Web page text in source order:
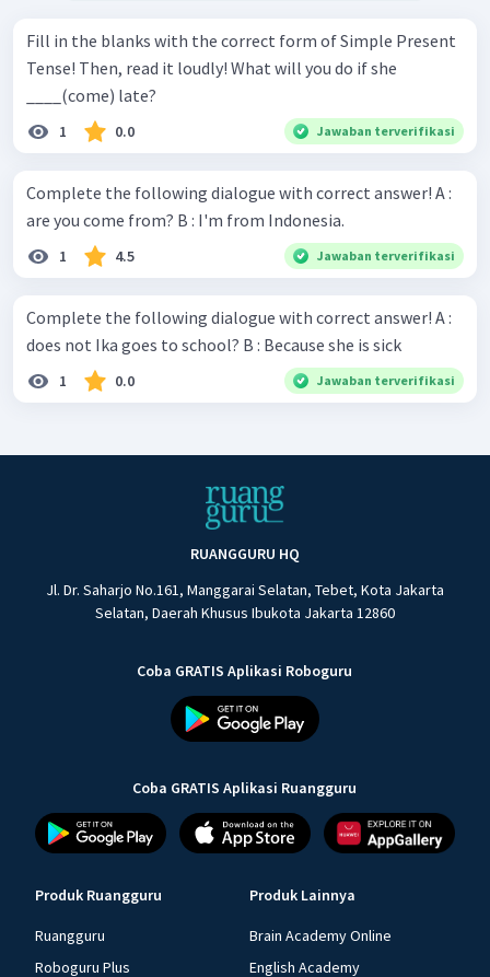
Fill in the blanks with the correct form of Simple Present
Tense! Then, read it loudly! What will you do if she
____(come) late?
1 0.0 Jawaban terverifikasi
Complete the following dialogue with correct answer! A :
are you come from? B : I'm from Indonesia.
1 4.5 Jawaban terverifikasi
Complete the following dialogue with correct answer! A :
does not Ika goes to school? B : Because she is sick
1 0.0 Jawaban terverifikasi
RUANGGURU HQ
Jl. Dr. Saharjo No.161, Manggarai Selatan, Tebet, Kota Jakarta
Selatan, Daerah Khusus Ibukota Jakarta 12860
Coba GRATIS Aplikasi Roboguru
Coba GRATIS Aplikasi Ruangguru
Produk Ruangguru
Ruangguru
Roboguru Plus
Produk Lainnya
Brain Academy Online
English Academy